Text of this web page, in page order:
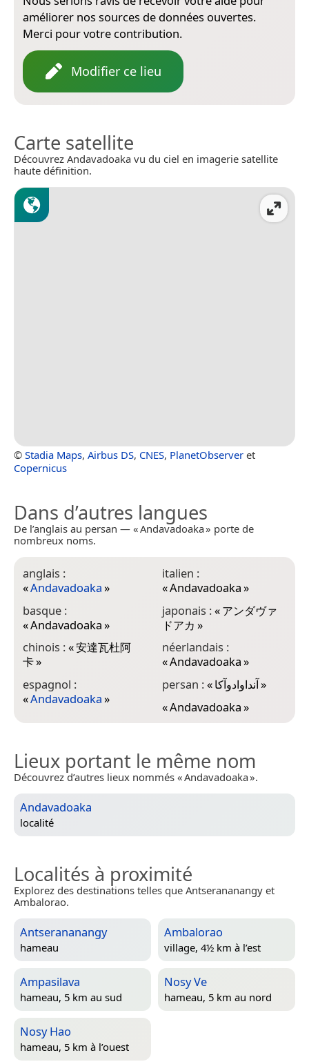
améliorer nos sources de données ouvertes.
Merci pour votre contribution.
Modifier ce lieu
Carte satellite
Découvrez Andavadoaka vu du ciel en imagerie satellite
haute définition.
© Stadia Maps, Airbus DS, CNES, PlanetObserver et
Copernicus
Dans d’autres langues
De l’anglais au persan — « Andavadoaka » porte de
nombreux noms.
anglais :
«Andavadoaka»
basque :
«Andavadoaka»
chinois :«安達瓦杜阿
卡»
espagnol :
«Andavadoaka»
italien :
«Andavadoaka»
japonais :«アンダヴァ
ドアカ »
néerlandais :
«Andavadoaka»
persan :«آنداوادوآکا»
«Andavadoaka»
Lieux portant le même nom
Découvrez d’autres lieux nommés « Andavadoaka ».
Andavadoaka
localité
Localités à proximité
Explorez des destinations telles que Antserananangy et
Ambalorao.
Antserananangy
hameau
Ambalorao
village, 4½ km à l’est
Ampasilava
hameau, 5 km au sud
Nosy Ve
hameau, 5 km au nord
Nosy Hao
hameau, 5 km à l’ouest